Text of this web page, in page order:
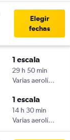
Elegir
fechas
1 escala
29 h 50 min
Varias aerolíneas
1 escala
14 h 30 min
Varias aerolíneas